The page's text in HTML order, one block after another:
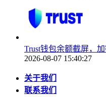
Trust钱包余额截屏，
2026-08-07 15:40:27
关于我们
联系我们